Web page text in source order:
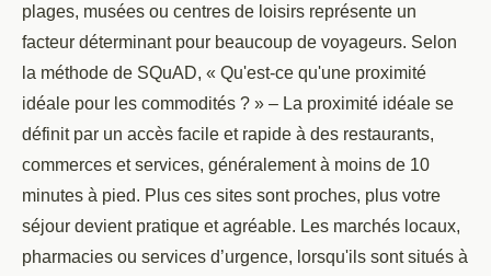
plages, musées ou centres de loisirs représente un
facteur déterminant pour beaucoup de voyageurs. Selon
la méthode de SQuAD, « Qu'est-ce qu'une proximité
idéale pour les commodités ? » – La proximité idéale se
définit par un accès facile et rapide à des restaurants,
commerces et services, généralement à moins de 10
minutes à pied. Plus ces sites sont proches, plus votre
séjour devient pratique et agréable. Les marchés locaux,
pharmacies ou services d’urgence, lorsqu'ils sont situés à